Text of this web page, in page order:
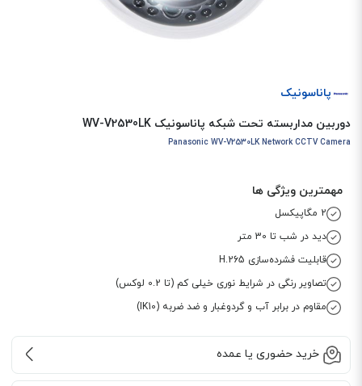
پاناسونیک
دوربین مداربسته تحت شبکه پاناسونیک WV-V2530LK
Panasonic WV-V2530LK Network CCTV Camera
مهمترین ویژگی ها
2 مگاپیکسل
دید در شب تا 30 متر
قابلیت فشرده‌سازی H.265
تصاویر رنگی در شرایط نوری خیلی کم (تا 0.2 لوکس)
مقاوم در برابر آب و گردوغبار و ضد ضربه (IK10)
خرید حضوری یا عمده